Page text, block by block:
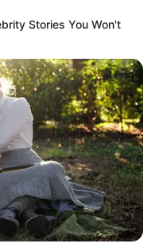
DUMEK TURBAY
YAMIL ARANA
Stories You Won't